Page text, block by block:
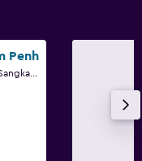
Penh